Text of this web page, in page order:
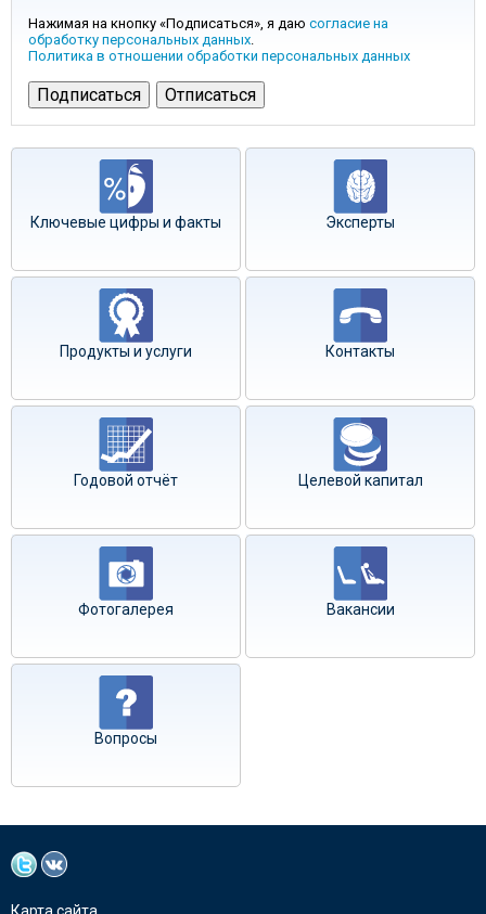
Нажимая на кнопку «Подписаться», я даю согласие на
обработку персональных данных.
Политика в отношении обработки персональных данных
Ключевые цифры и факты Эксперты
Продукты и услуги Контакты
Годовой отчёт Целевой капитал
Фотогалерея Вакансии
Вопросы